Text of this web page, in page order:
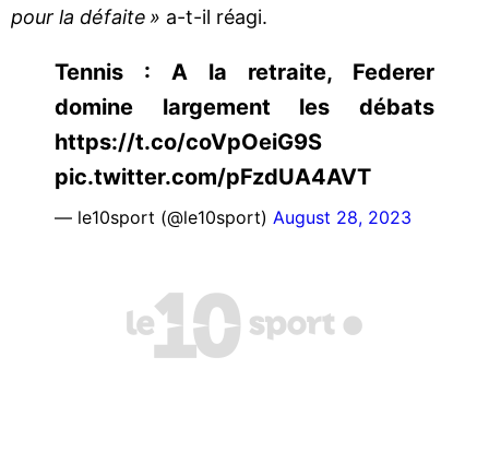
pour la défaite » a-t-il réagi.
Tennis : A la retraite, Federer
domine largement les débats
https://t.co/coVpOeiG9S
pic.twitter.com/pFzdUA4AVT
— le10sport (@le10sport) August 28, 2023